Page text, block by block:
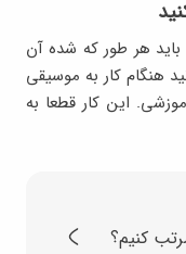
هر طور که شده آن
هنگام کار به موسیقی
این کار قطعا به
کنیم؟